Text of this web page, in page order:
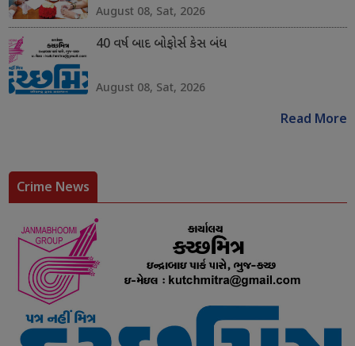
August 08, Sat, 2026
40 વર્ષ બાદ બોફોર્સ કેસ બંધ
August 08, Sat, 2026
Read More
Crime News